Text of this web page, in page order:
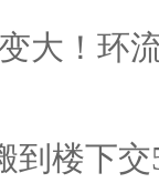
大！环
到楼下